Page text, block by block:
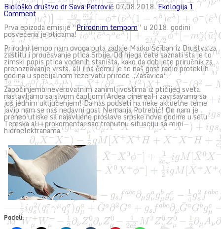
Biološko društvo dr Sava Petrović 07.08.2018. Ekologija1
Comment
Prva epizoda emisije “Prirodnim tempom” u 2018. godini
posvećena je pticama!
Prirodni tempo nam ovoga puta zadaje Marko Šćiban iz Društva za
zaštitu i proučavanje ptica Srbije. Od njega ćete saznati šta je to
zimski popis ptica vodenih staništa, kako da dobijete priručnik za
prepoznavanje vrsta, ali i na čemu je to naš gost radio proteklih
godina u specijalnom rezervatu prirode „Zasavica“.
Započinjemo neverovatnim zanimljivostima iz ptičijeg sveta,
nastavljamo sa sivom čapljom (Ardea cinerea) i završavamo sa
još jednim uključenjem! Da nas podseti na neke aktuelne teme
javio nam se naš nedavni gost Nemanja Potrebić! On nam je
preneo utiske sa najavljene proslave srpske nove godine u selu
Temska ali i prokomentarisao trenutnu situaciju sa mini
hidroelektranama.
Podeli: